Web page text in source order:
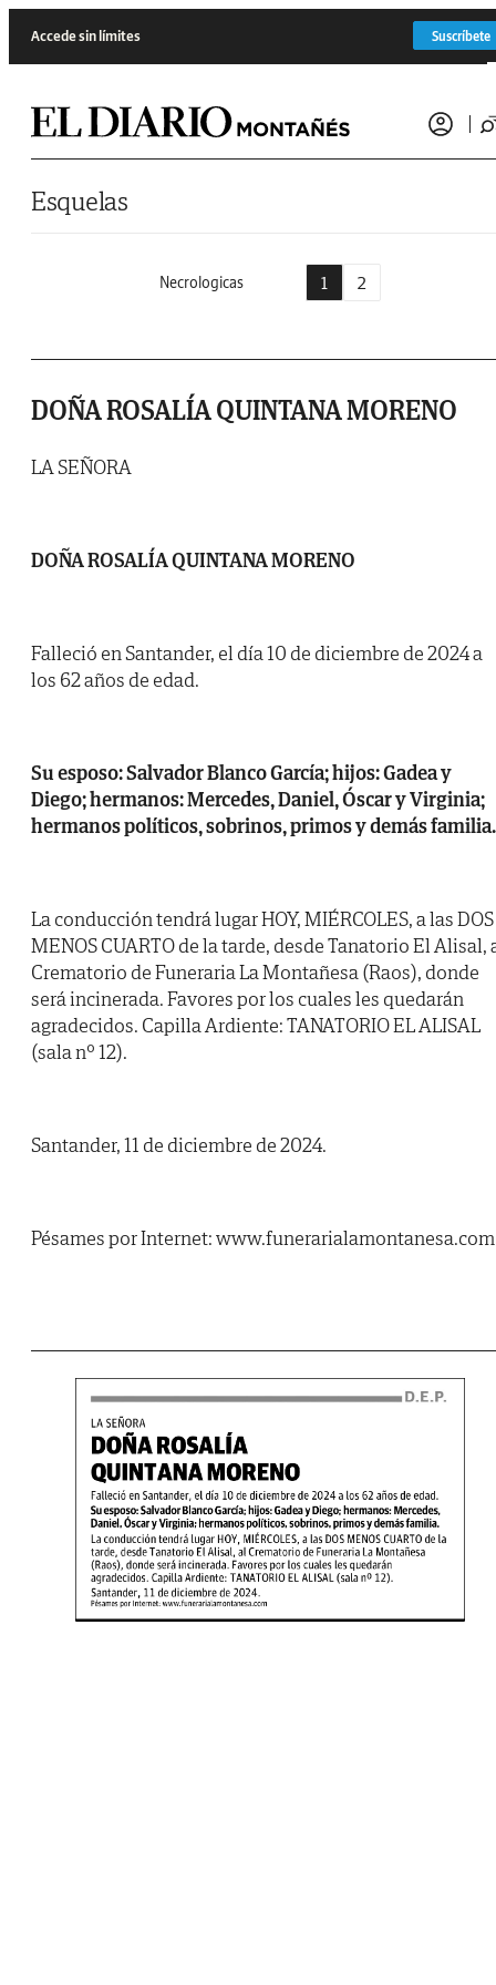
Accede sin límites Suscríbete
Esquelas
Necrologicas 1 2
DOÑA ROSALÍA QUINTANA MORENO
LA SEÑORA
DOÑA ROSALÍA QUINTANA MORENO
Falleció en Santander, el día 10 de diciembre de 2024 a
los 62 años de edad.
Su esposo: Salvador Blanco García; hijos: Gadea y
Diego; hermanos: Mercedes, Daniel, Óscar y Virginia;
hermanos políticos, sobrinos, primos y demás familia.
La conducción tendrá lugar HOY, MIÉRCOLES, a las DOS
MENOS CUARTO de la tarde, desde Tanatorio El Alisal,
Crematorio de Funeraria La Montañesa (Raos), donde
será incinerada. Favores por los cuales les quedarán
agradecidos. Capilla Ardiente: TANATORIO EL ALISAL
(sala nº 12).
Santander, 11 de diciembre de 2024.
Pésames por Internet: www.funerarialamontanesa.com